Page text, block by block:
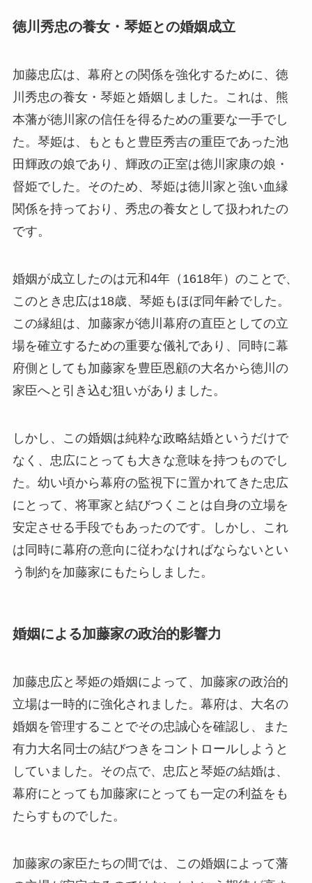
徳川秀忠の養女・琴姫との婚姻成立
加藤忠広は、幕府との関係を強化するために、徳
川秀忠の養女・琴姫と婚姻しました。これは、熊
本藩が徳川家の信任を得るための重要な一手でし
た。琴姫は、もともと豊臣秀吉の重臣であった池
田輝政の娘であり、輝政の正室は徳川家康の娘・
督姫でした。そのため、琴姫は徳川家と強い血縁
関係を持っており、秀忠の養女として扱われたの
です。
婚姻が成立したのは元和4年（1618年）のことで、
このとき忠広は18歳、琴姫もほぼ同年齢でした。
この縁組は、加藤家が徳川幕府の直臣としての立
場を確立するための重要な儀礼であり、同時に幕
府側としても加藤家を豊臣恩顧の大名から徳川の
家臣へと引き込む狙いがありました。
しかし、この婚姻は純粋な政略結婚というだけで
なく、忠広にとっても大きな意味を持つものでし
た。幼い頃から幕府の監視下に置かれてきた忠広
にとって、将軍家と結びつくことは自身の立場を
安定させる手段でもあったのです。しかし、これ
は同時に幕府の意向に従わなければならないとい
う制約を加藤家にもたらしました。
婚姻による加藤家の政治的影響力
加藤忠広と琴姫の婚姻によって、加藤家の政治的
立場は一時的に強化されました。幕府は、大名の
婚姻を管理することでその忠誠心を確認し、また
有力大名同士の結びつきをコントロールしようと
していました。その点で、忠広と琴姫の結婚は、
幕府にとっても加藤家にとっても一定の利益をも
たらすものでした。
加藤家の家臣たちの間では、この婚姻によって藩